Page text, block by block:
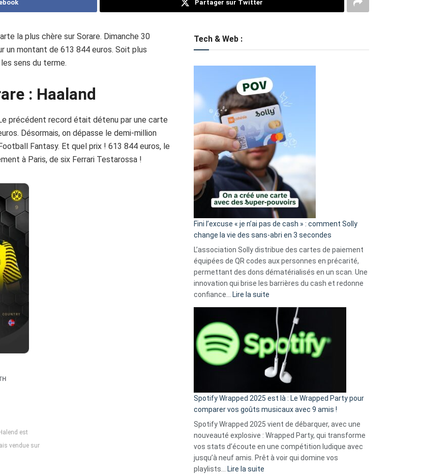
Partager sur Twitter
la plus chère sur Sorare. Dimanche 30
un montant de 613 844 euros. Soit plus
sens du terme.
: Haaland
précédent record était détenu par une carte
Désormais, on dépasse le demi-million
Fantasy. Et quel prix ! 613 844 euros, le
à Paris, de six Ferrari Testarossa !
est
vendue sur
Tech & Web :
Fini l’excuse « je n’ai pas de cash » : comment Solly
change la vie des sans-abri en 3 secondes
L’association Solly distribue des cartes de paiement
équipées de QR codes aux personnes en précarité,
permettant des dons dématérialisés en un scan. Une
innovation qui brise les barrières du cash et redonne
confiance…
Lire la suite
l’excuse
je
n’ai
pas
de
cash
»
Solly
change
la
vie
Spotify Wrapped 2025 est là : Le Wrapped Party pour
comparer vos goûts musicaux avec 9 amis !
Spotify Wrapped 2025 vient de débarquer, avec une
nouveauté explosive : Wrapped Party, qui transforme
vos stats d’écoute en une compétition ludique avec
jusqu’à neuf amis. Prêt à voir qui domine vos
playlists…
Lire la suite